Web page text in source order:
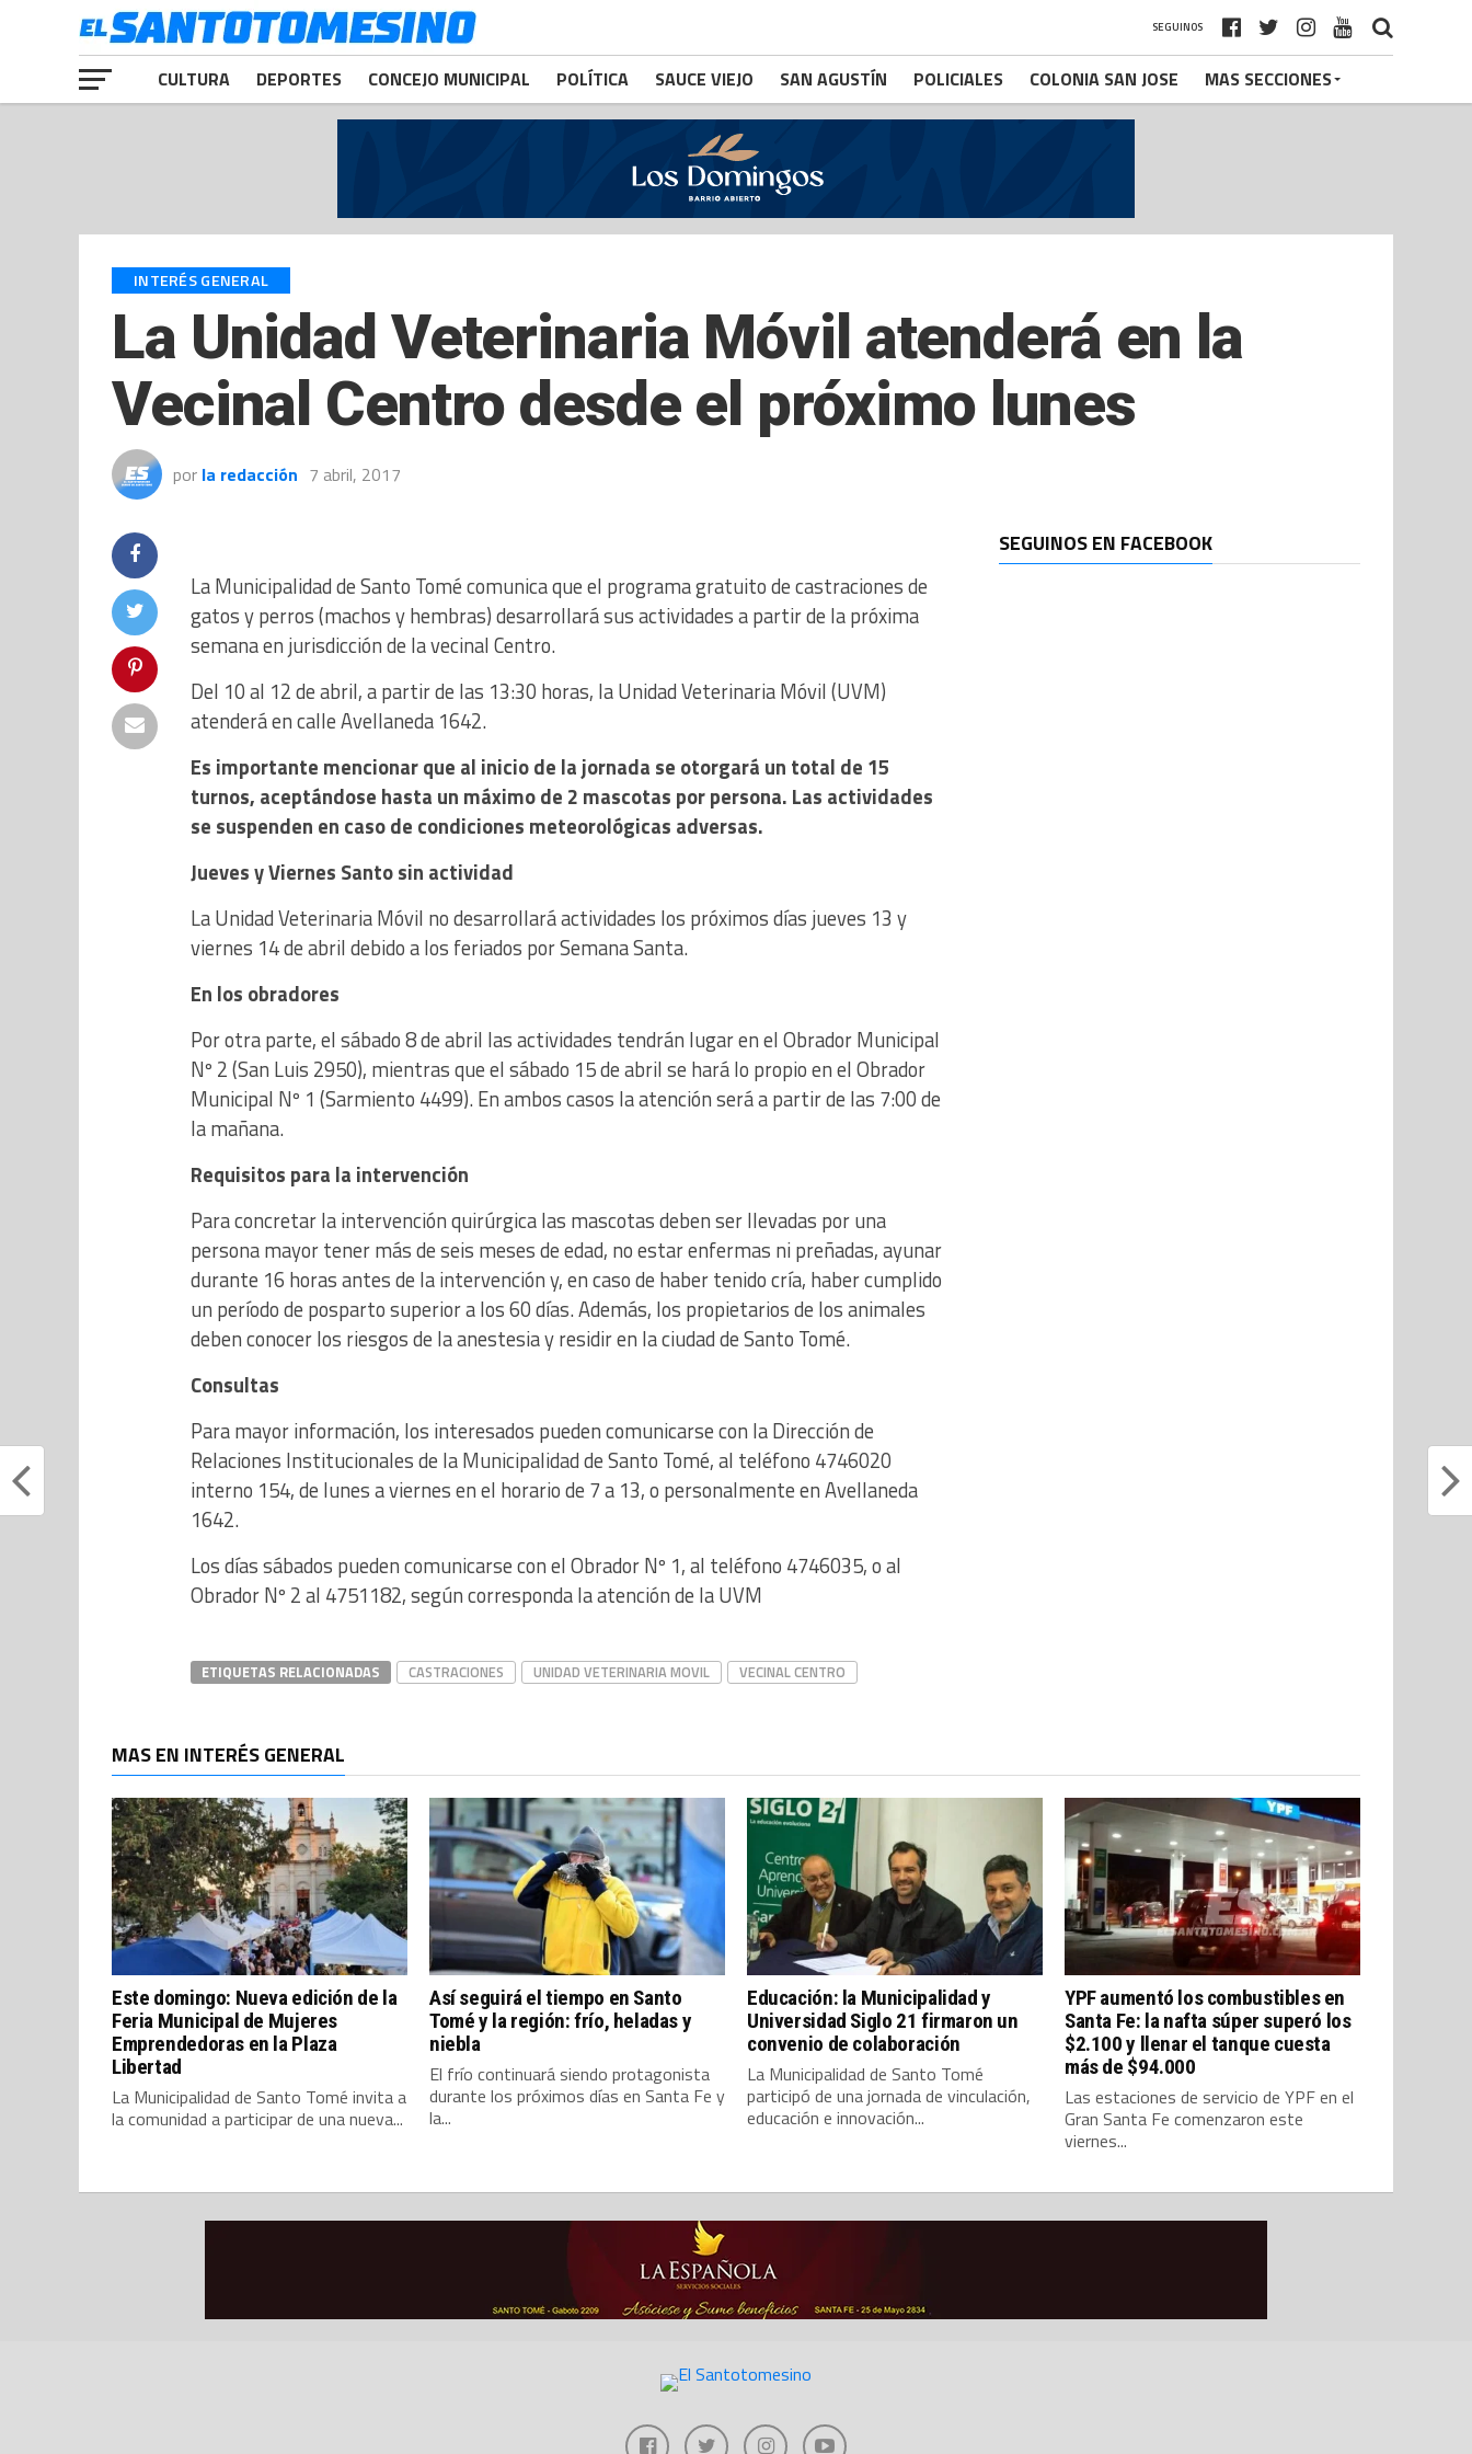
SEGUINOS
CULTURA DEPORTES CONCEJO MUNICIPAL POLÍTICA SAUCE VIEJO SAN AGUSTÍN POLICIALES COLONIA SAN JOSE MAS SECCIONES
INTERÉS GENERAL
La Unidad Veterinaria Móvil atenderá en la
Vecinal Centro desde el próximo lunes
por la redacción 7 abril, 2017
La Municipalidad de Santo Tomé comunica que el programa gratuito de castraciones de
gatos y perros (machos y hembras) desarrollará sus actividades a partir de la próxima
semana en jurisdicción de la vecinal Centro.
Del 10 al 12 de abril, a partir de las 13:30 horas, la Unidad Veterinaria Móvil (UVM)
atenderá en calle Avellaneda 1642.
Es importante mencionar que al inicio de la jornada se otorgará un total de 15
turnos, aceptándose hasta un máximo de 2 mascotas por persona. Las actividades
se suspenden en caso de condiciones meteorológicas adversas.
Jueves y Viernes Santo sin actividad
La Unidad Veterinaria Móvil no desarrollará actividades los próximos días jueves 13 y
viernes 14 de abril debido a los feriados por Semana Santa.
En los obradores
Por otra parte, el sábado 8 de abril las actividades tendrán lugar en el Obrador Municipal
Nº 2 (San Luis 2950), mientras que el sábado 15 de abril se hará lo propio en el Obrador
Municipal Nº 1 (Sarmiento 4499). En ambos casos la atención será a partir de las 7:00 de
la mañana.
Requisitos para la intervención
Para concretar la intervención quirúrgica las mascotas deben ser llevadas por una
persona mayor tener más de seis meses de edad, no estar enfermas ni preñadas, ayunar
durante 16 horas antes de la intervención y, en caso de haber tenido cría, haber cumplido
un período de posparto superior a los 60 días. Además, los propietarios de los animales
deben conocer los riesgos de la anestesia y residir en la ciudad de Santo Tomé.
Consultas
Para mayor información, los interesados pueden comunicarse con la Dirección de
Relaciones Institucionales de la Municipalidad de Santo Tomé, al teléfono 4746020
interno 154, de lunes a viernes en el horario de 7 a 13, o personalmente en Avellaneda
1642.
Los días sábados pueden comunicarse con el Obrador Nº 1, al teléfono 4746035, o al
Obrador Nº 2 al 4751182, según corresponda la atención de la UVM
ETIQUETAS RELACIONADAS CASTRACIONES UNIDAD VETERINARIA MOVIL VECINAL CENTRO
SEGUINOS EN FACEBOOK
MAS EN INTERÉS GENERAL
Este domingo: Nueva edición de la
Feria Municipal de Mujeres
Emprendedoras en la Plaza
Libertad
La Municipalidad de Santo Tomé invita a
la comunidad a participar de una nueva...
Así seguirá el tiempo en Santo
Tomé y la región: frío, heladas y
niebla
El frío continuará siendo protagonista
durante los próximos días en Santa Fe y
la...
Educación: la Municipalidad y
Universidad Siglo 21 firmaron un
convenio de colaboración
La Municipalidad de Santo Tomé
participó de una jornada de vinculación,
educación e innovación...
YPF aumentó los combustibles en
Santa Fe: la nafta súper superó los
$2.100 y llenar el tanque cuesta
más de $94.000
Las estaciones de servicio de YPF en el
Gran Santa Fe comenzaron este
viernes...